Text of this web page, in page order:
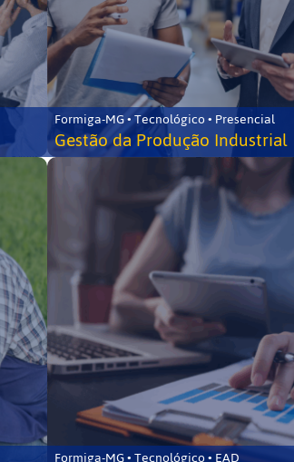
Formiga-MG • Tecnológico • Presencial
Gestão da Produção Industrial